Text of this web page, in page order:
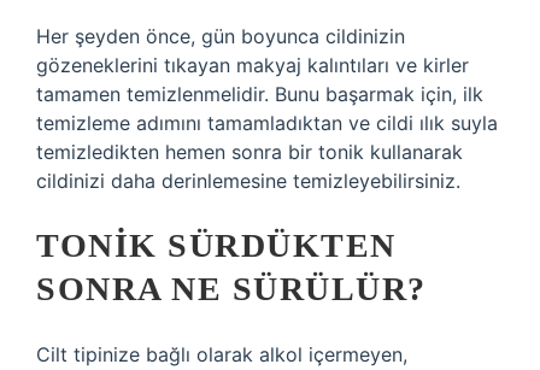
Her şeyden önce, gün boyunca cildinizin
gözeneklerini tıkayan makyaj kalıntıları ve kirler
tamamen temizlenmelidir. Bunu başarmak için, ilk
temizleme adımını tamamladıktan ve cildi ılık suyla
temizledikten hemen sonra bir tonik kullanarak
cildinizi daha derinlemesine temizleyebilirsiniz.
TONIK SÜRDÜKTEN
SONRA NE SÜRÜLÜR?
Cilt tipinize bağlı olarak alkol içermeyen,